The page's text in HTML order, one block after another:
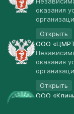
оказания
Открыть
ООО
оказания
Открыть
ООО